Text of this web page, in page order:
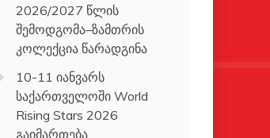
2026/2027 წლის
შემოდგომა–ზამთრის
კოლექცია წარადგინა
10-11 იანვარს
საქართველოში World
Rising Stars 2026
გაიმართება